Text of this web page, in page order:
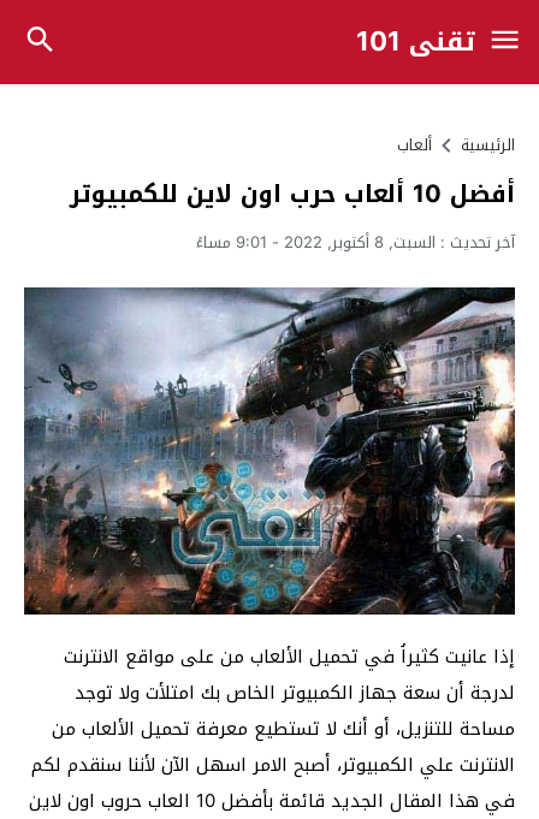
تقني 101
الرئيسية ألعاب
أفضل 10 ألعاب حرب اون لاين للكمبيوتر
آخر تحديث : السبت, 8 أكتوبر, 2022 - 9:01 مساءً
إذا عانيت كثيراُ في تحميل الألعاب من على مواقع الانترنت
لدرجة أن سعة جهاز الكمبيوتر الخاص بك امتلأت ولا توجد
مساحة للتنزيل، أو أنك لا تستطيع معرفة تحميل الألعاب من
الانترنت علي الكمبيوتر، أصبح الامر اسهل الآن لأننا سنقدم لكم
في هذا المقال الجديد قائمة بأفضل 10 العاب حروب اون لاين